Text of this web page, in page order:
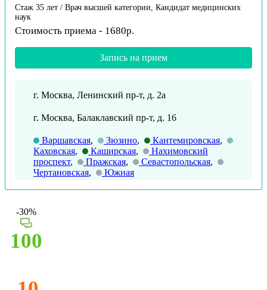
Стаж 35 лет / Врач высшей категории, Кандидат медицинских
наук
Стоимость приема - 1680р.
Запись на прием
г. Москва, Ленинский пр-т, д. 2а
г. Москва, Балаклавский пр-т, д. 16
Варшавская, Зюзино, Кантемировская,
Каховская, Каширская,
Нахимовский
проспект, Пражская, Севастопольская,
Чертановская, Южная
-30%
100